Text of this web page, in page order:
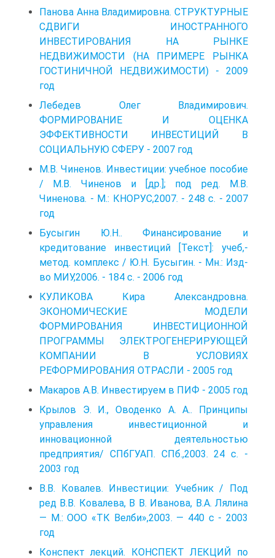
Панова Анна Владимировна. СТРУКТУРНЫЕ
СДВИГИ ИНОСТРАННОГО
ИНВЕСТИРОВАНИЯ НА РЫНКЕ
НЕДВИЖИМОСТИ (НА ПРИМЕРЕ РЫНКА
ГОСТИНИЧНОЙ НЕДВИЖИМОСТИ) - 2009
год
Лебедев Олег Владимирович.
ФОРМИРОВАНИЕ И ОЦЕНКА
ЭФФЕКТИВНОСТИ ИНВЕСТИЦИЙ В
СОЦИАЛЬНУЮ СФЕРУ - 2007 год
М.В. Чиненов. Инвестиции: учебное пособие
/ М.В. Чиненов и [др.]; под ред. М.В.
Чиненова. - М.: КНОРУС,2007. - 248 с. - 2007
год
Бусыгин Ю.Н.. Финансирование и
кредитование инвестиций [Текст]: учеб,-
метод. комплекс / Ю.Н. Бусыгин. - Мн.: Изд-
во МИУ,2006. - 184 с. - 2006 год
КУЛИКОВА Кира Александровна.
ЭКОНОМИЧЕСКИЕ МОДЕЛИ
ФОРМИРОВАНИЯ ИНВЕСТИЦИОННОЙ
ПРОГРАММЫ ЭЛЕКТРОГЕНЕРИРУЮЩЕЙ
КОМПАНИИ В УСЛОВИЯХ
РЕФОРМИРОВАНИЯ ОТРАСЛИ - 2005 год
Макаров А.В. Инвестируем в ПИФ - 2005 год
Крылов Э. И., Оводенко А. А.. Принципы
управления инвестиционной и
инновационной деятельностью
предприятия/ СПбГУАП. СПб.,2003. 24 с. -
2003 год
В.В. Ковалев. Инвестиции: Учебник / Под
ред В.В. Ковалева, В В. Иванова, В.А. Лялина
— М.: ООО «ТК Велби»,2003. — 440 с - 2003
год
Конспект лекций. КОНСПЕКТ ЛЕКЦИЙ по